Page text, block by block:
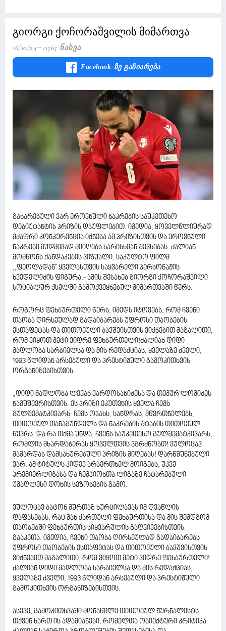
გიორგი ქოჩორაშვილის მიმართვა
16/10/24 11565 Ნახვა
Facebook-Ზე Გაზიარება
გახარებული ვარ ეროვნული ნაკრების საუკეთესო
დებიუტანტის პრიზის დაუფლებით. იმედია, ყოველწლიურად
მძაფრი კონკურენცია იქნება ამ პრიზისთვის და ეროვნული
ნაკრები მუდმივად მიიღებს ხარისხიან შევსებას. ძალიან
მომწონს ქანდაკების ვიზუალი, საკულტო ფილმ
,,ფეოლადან'' ყველასთვის საყვარელი პერსონაჟის
ხვედელიძის ფიგურა,- ამის შესახებ გიორგი ქოჩორაშვილი
სოციალურ ქსელში გამოქვეყნებულ მიმართვაში წერს.
როგორც ფეხბურთელი წერს, იმედს იტოვებს, რომ ჩვენი
თაობა ღირსეულად გადაიბარებს უფროსი თაობების
ესთაფეტას და თითოეული ბავშვისთვის ვიქნებით მაგალითი,
რომ ვიყოთ მეტი ვიდრე ფეხბურთელი!ძალიან დიდი
მადლობა სარბიელსა და მის რედაქციას, ყველაზე ძველი,
1993 წლიდან არსებული და პრესტიჟული გამოკითხვის
ორგანიზებისთვის.
„დიდი მადლობა ლევან ვარდოსანიძესა და თემურ ლომიძეს
ნამუშევრისთვის. ეს პრიზი ეკუთვნის ყველა ჩემს
გულშემატკივარს: ჩემს ოჯახს, სანდრას, მწვრთნელებს,
თითოეულ თანაგუნდელს და ნაკრების შტაბის თითოეულ
წევრს. და რა თქმა უნდა, ჩვენს საუკეთესო გულშემატკივარს,
რომლის მხარდაჭერას ყოველთვის ვგრძნობთ! ვულოცავ
მამარდას დამსახურებული პრიზის მიღებას! დარწმუნებული
ვარ, ამ ტიტულს კიდევ არაერთხელ მოიგებს, უკვე
პრემიერლიგასა და ჩემპიონთა ლიგაზე ჩატარებული
უმაღლესი დონის სეზონების გამო.
ვულოცავ ბატონ მურთაზ ხურცილავას იმ ღვაწლის
დაფასებას, რაც მან ქართული ფეხბურთისა და მის შემდგომ
თაობებში ფეხბურთის სიყვარულის გაღვივებისთვის
გააკეთა. იმედია, ჩვენი თაობა ღირსეულად გადაიბარებს
უფროსი თაობების ესთაფეტას და თითოეული ბავშვისთვის
ვიქნებით მაგალითი, რომ ვიყოთ მეტი ვიდრე ფეხბურთელი!
ძალიან დიდი მადლობა სარბიელსა და მის რედაქციას,
ყველაზე ძველი, 1993 წლიდან არსებული და პრესტიჟული
გამოკითხვის ორგანიზებისთვის.
ასევე, გამოკითხვაში მონაწილე თითოეულ ჟურნალისტს.
თქვენ ხართ ის ადამიანები, რომელთა ობიექტური კრიტიკა